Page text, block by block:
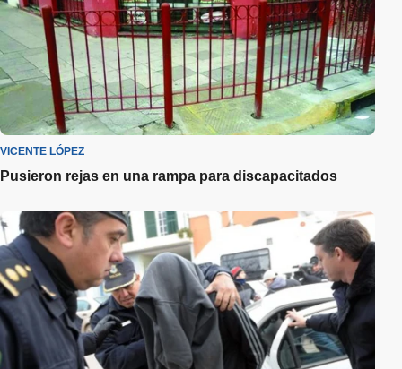
VICENTE LÓPEZ
Pusieron rejas en una rampa para discapacitados